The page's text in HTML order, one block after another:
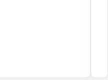
120 автобусах.